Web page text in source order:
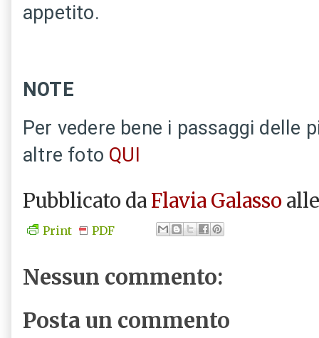
appetito.
NOTE
Per vedere bene i passaggi delle
altre foto QUI
Pubblicato da Flavia Galasso
Print PDF
Nessun commento:
Posta un commento